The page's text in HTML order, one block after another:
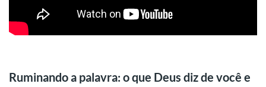
Ruminando a palavra: o que Deus diz de você e